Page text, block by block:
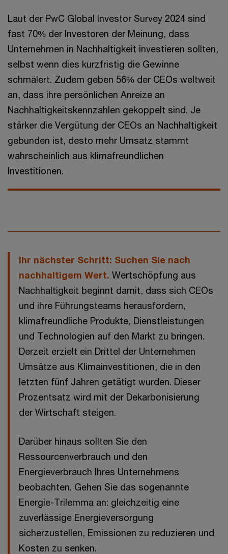
Laut der PwC Global Investor Survey 2024 sind
fast 70% der Investoren der Meinung, dass
Unternehmen in Nachhaltigkeit investieren sollten,
selbst wenn dies kurzfristig die Gewinne
schmälert. Zudem geben 56% der CEOs weltweit
an, dass ihre persönlichen Anreize an
Nachhaltigkeitskennzahlen gekoppelt sind. Je
stärker die Vergütung der CEOs an Nachhaltigkeit
gebunden ist, desto mehr Umsatz stammt
wahrscheinlich aus klimafreundlichen
Investitionen.
Ihr nächster Schritt: Suchen Sie nach
nachhaltigem Wert. Wertschöpfung aus
Nachhaltigkeit beginnt damit, dass sich CEOs
und ihre Führungsteams herausfordern,
klimafreundliche Produkte, Dienstleistungen
und Technologien auf den Markt zu bringen.
Derzeit erzielt ein Drittel der Unternehmen
Umsätze aus Klimainvestitionen, die in den
letzten fünf Jahren getätigt wurden. Dieser
Prozentsatz wird mit der Dekarbonisierung
der Wirtschaft steigen.
Darüber hinaus sollten Sie den
Ressourcenverbrauch und den
Energieverbrauch Ihres Unternehmens
beobachten. Gehen Sie das sogenannte
Energie-Trilemma an: gleichzeitig eine
zuverlässige Energieversorgung
sicherzustellen, Emissionen zu reduzieren und
Kosten zu senken.